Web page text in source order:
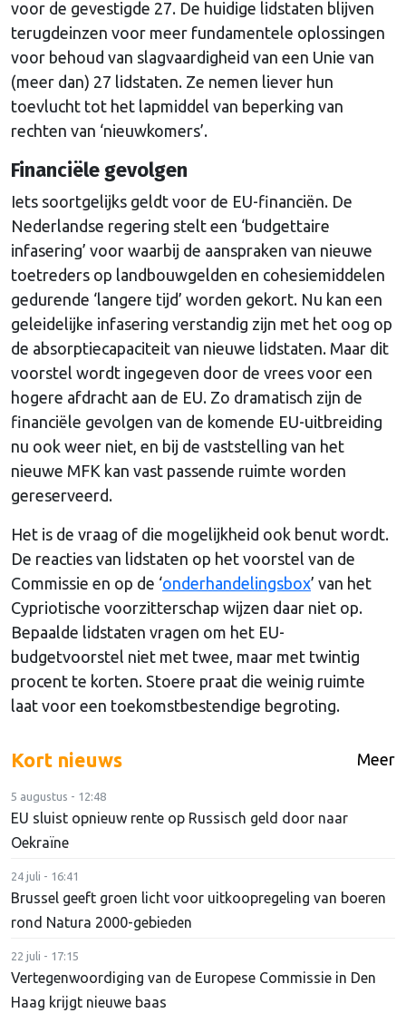
voor de gevestigde 27. De huidige lidstaten blijven
terugdeinzen voor meer fundamentele oplossingen
voor behoud van slagvaardigheid van een Unie van
(meer dan) 27 lidstaten. Ze nemen liever hun
toevlucht tot het lapmiddel van beperking van
rechten van ‘nieuwkomers’.
Financiële gevolgen
Iets soortgelijks geldt voor de EU-financiën. De
Nederlandse regering stelt een ‘budgettaire
infasering’ voor waarbij de aanspraken van nieuwe
toetreders op landbouwgelden en cohesiemiddelen
gedurende ‘langere tijd’ worden gekort. Nu kan een
geleidelijke infasering verstandig zijn met het oog op
de absorptiecapaciteit van nieuwe lidstaten. Maar dit
voorstel wordt ingegeven door de vrees voor een
hogere afdracht aan de EU. Zo dramatisch zijn de
financiële gevolgen van de komende EU-uitbreiding
nu ook weer niet, en bij de vaststelling van het
nieuwe MFK kan vast passende ruimte worden
gereserveerd.
Het is de vraag of die mogelijkheid ook benut wordt.
De reacties van lidstaten op het voorstel van de
Commissie en op de ‘onderhandelingsbox’ van het
Cypriotische voorzitterschap wijzen daar niet op.
Bepaalde lidstaten vragen om het EU-
budgetvoorstel niet met twee, maar met twintig
procent te korten. Stoere praat die weinig ruimte
laat voor een toekomstbestendige begroting.
Kort nieuws Meer
5 augustus - 12:48
EU sluist opnieuw rente op Russisch geld door naar
Oekraïne
24 juli - 16:41
Brussel geeft groen licht voor uitkoopregeling van boeren
rond Natura 2000-gebieden
22 juli - 17:15
Vertegenwoordiging van de Europese Commissie in Den
Haag krijgt nieuwe baas